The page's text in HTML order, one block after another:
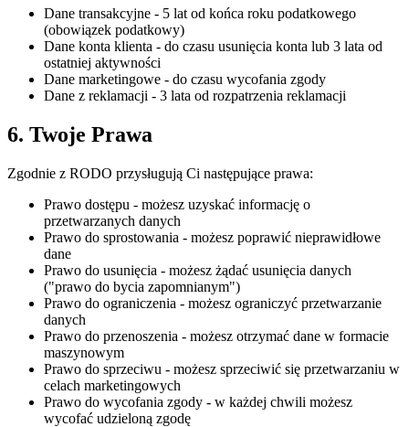
Dane transakcyjne - 5 lat od końca roku podatkowego
(obowiązek podatkowy)
Dane konta klienta - do czasu usunięcia konta lub 3 lata od
ostatniej aktywności
Dane marketingowe - do czasu wycofania zgody
Dane z reklamacji - 3 lata od rozpatrzenia reklamacji
6. Twoje Prawa
Zgodnie z RODO przysługują Ci następujące prawa:
Prawo dostępu - możesz uzyskać informację o
przetwarzanych danych
Prawo do sprostowania - możesz poprawić nieprawidłowe
dane
Prawo do usunięcia - możesz żądać usunięcia danych
("prawo do bycia zapomnianym")
Prawo do ograniczenia - możesz ograniczyć przetwarzanie
danych
Prawo do przenoszenia - możesz otrzymać dane w formacie
maszynowym
Prawo do sprzeciwu - możesz sprzeciwić się przetwarzaniu w
celach marketingowych
Prawo do wycofania zgody - w każdej chwili możesz
wycofać udzieloną zgodę